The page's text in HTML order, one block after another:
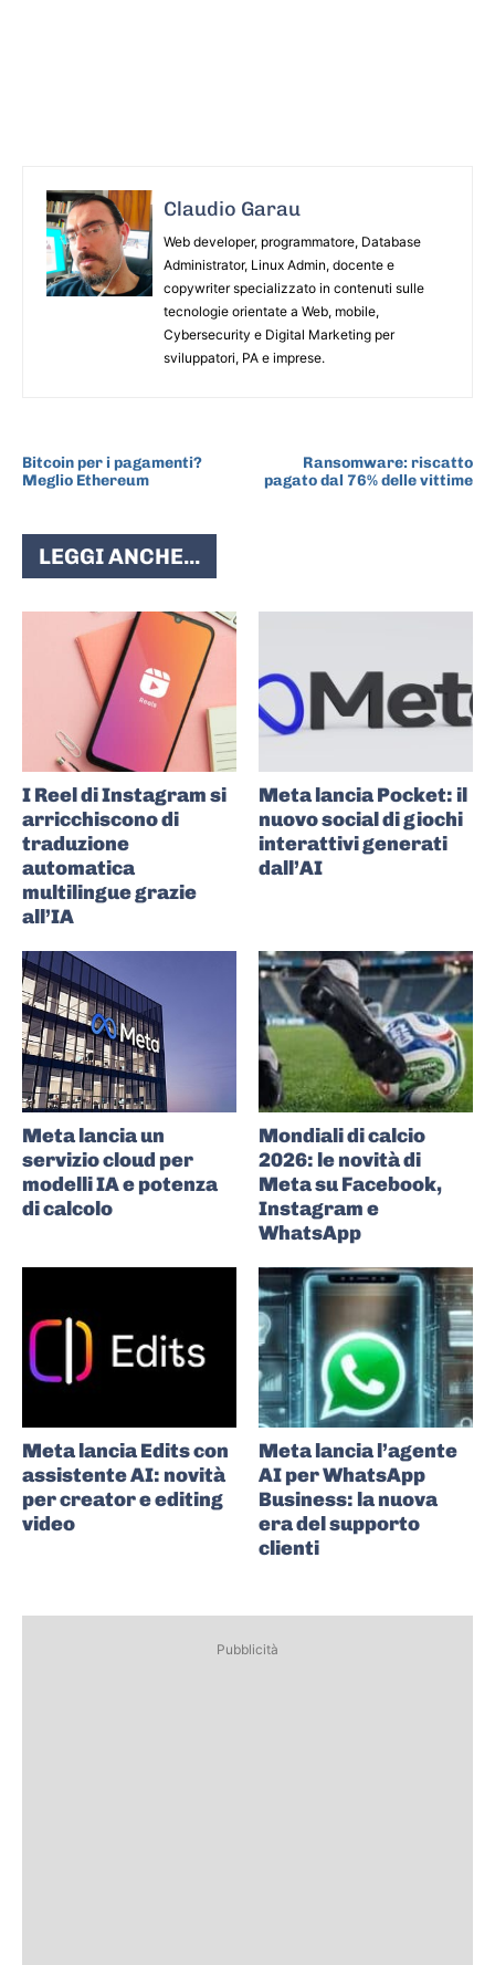
Claudio Garau
Web developer, programmatore, Database
Administrator, Linux Admin, docente e
copywriter specializzato in contenuti sulle
tecnologie orientate a Web, mobile,
Cybersecurity e Digital Marketing per
sviluppatori, PA e imprese.
Bitcoin per i pagamenti?
Meglio Ethereum
Ransomware: riscatto
pagato dal 76% delle vittime
LEGGI ANCHE...
I Reel di Instagram si
arricchiscono di
traduzione
automatica
multilingue grazie
all’IA
Meta lancia Pocket: il
nuovo social di giochi
interattivi generati
dall’AI
Meta lancia un
servizio cloud per
modelli IA e potenza
di calcolo
Mondiali di calcio
2026: le novità di
Meta su Facebook,
Instagram e
WhatsApp
Meta lancia Edits con
assistente AI: novità
per creator e editing
video
Meta lancia l’agente
AI per WhatsApp
Business: la nuova
era del supporto
clienti
Pubblicità